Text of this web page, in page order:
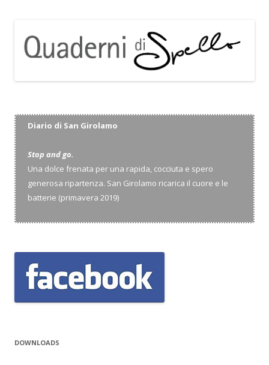
Diario di San Girolamo
Stop and go.
Una dolce frenata per una rapida, cocciuta e spero
generosa ripartenza. San Girolamo ricarica il cuore e le
batterie (primavera 2019)
DOWNLOADS